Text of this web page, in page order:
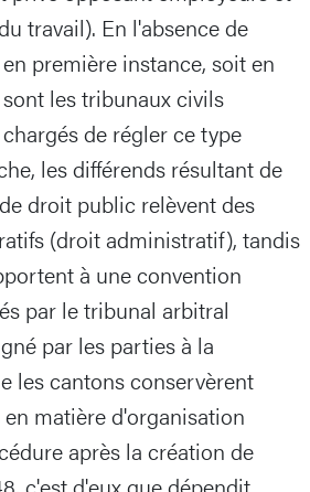
travail). En l'absence de
première instance, soit en
les tribunaux civils
de régler ce type
les différends résultant de
droit public relèvent des
(droit administratif), tandis
à une convention
par le tribunal arbitral
par les parties à la
les cantons conservèrent
matière d'organisation
après la création de